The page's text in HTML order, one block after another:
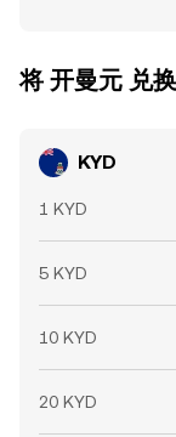
将 开曼元 兑
KYD
1 KYD
5 KYD
10 KYD
20 KYD